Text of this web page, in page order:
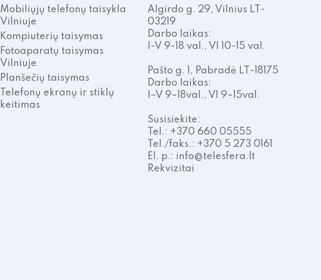
Mobiliųjų telefonų taisykla
Vilniuje
Kompiuterių taisymas
Fotoaparatų taisymas
Vilniuje
Planšečių taisymas
Telefonų ekranų ir stiklų
keitimas
Algirdo g. 29, Vilnius LT-
03219
Darbo laikas:
I-V 9-18 val., VI 10-15 val.
Pašto g. 1, Pabradė LT-18175
Darbo laikas:
I–V 9–18val., VI 9–15val.
Susisiekite:
Tel.: +370 660 05555
Tel./faks.: +370 5 273 0161
El. p.: info@telesfera.lt
Rekvizitai